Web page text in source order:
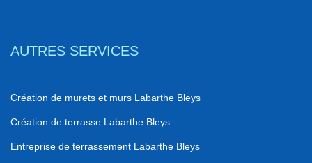
AUTRES SERVICES
Création de murets et murs Labarthe Bleys
Création de terrasse Labarthe Bleys
Entreprise de terrassement Labarthe Bleys